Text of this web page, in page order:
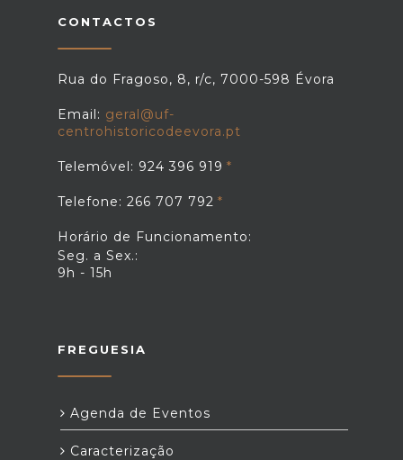
CONTACTOS
Rua do Fragoso, 8, r/c, 7000-598 Évora
Email: geral@uf-
centrohistoricodeevora.pt
Telemóvel: 924 396 919
Telefone: 266 707 792
Horário de Funcionamento:
Seg. a Sex.:
9h - 15h
FREGUESIA
Agenda de Eventos
Caracterização